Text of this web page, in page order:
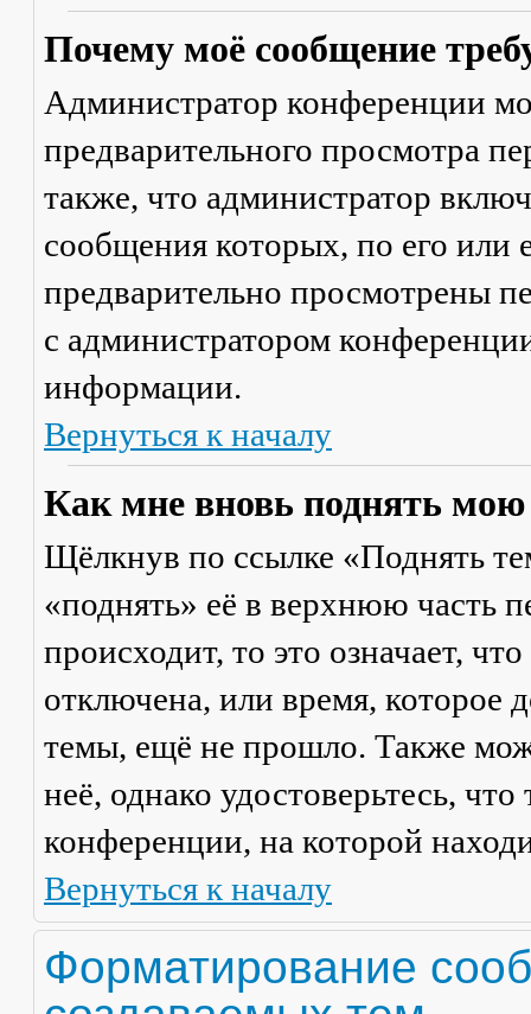
Почему моё сообщение
Администратор конференции
предварительного просмотра
также, что администратор
сообщения которых, по его
предварительно просмотрены
с администратором
информации.
Вернуться к началу
Как мне вновь поднять мою
Щёлкнув по ссылке «Поднять
«поднять» её в верхнюю часть
происходит, то это означает,
отключена, или время, которое
темы, ещё не прошло. Также
неё, однако удостоверьтесь,
конференции, на которой
Вернуться к началу
Форматирование